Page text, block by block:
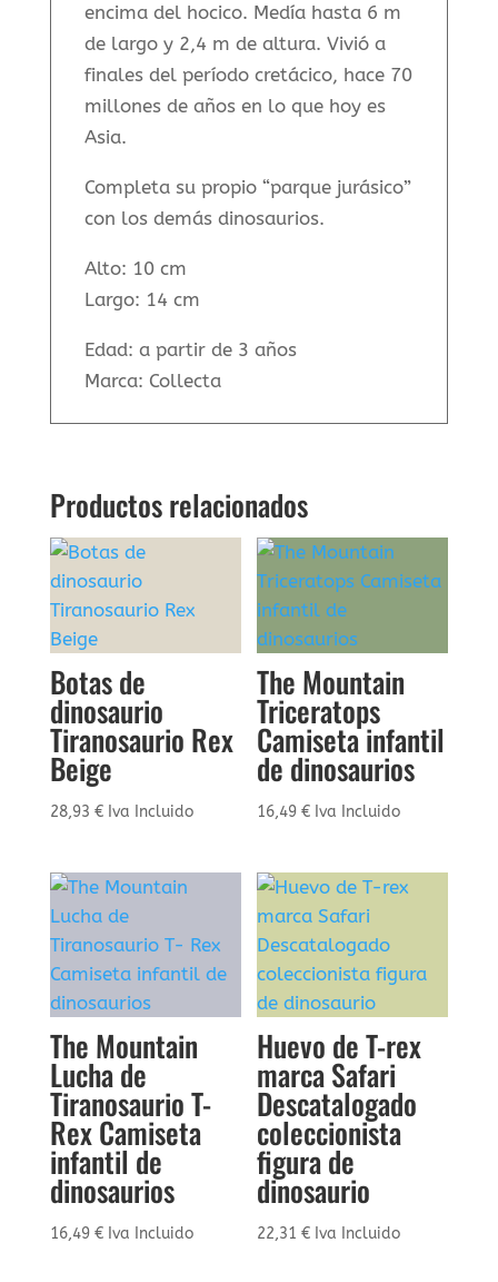
encima del hocico. Medía hasta 6 m
de largo y 2,4 m de altura. Vivió a
finales del período cretácico, hace 70
millones de años en lo que hoy es
Asia.
Completa su propio “parque jurásico”
con los demás dinosaurios.
Alto: 10 cm
Largo: 14 cm
Edad: a partir de 3 años
Marca: Collecta
Productos relacionados
Botas de
dinosaurio
Tiranosaurio Rex
Beige
28,93 € Iva Incluido
The Mountain
Triceratops
Camiseta infantil
de dinosaurios
16,49€ Iva Incluido
The Mountain
Lucha de
Tiranosaurio T-
Rex Camiseta
infantil de
dinosaurios
16,49 € Iva Incluido
Huevo de T-rex
marca Safari
Descatalogado
coleccionista
figura de
dinosaurio
22,31€ Iva Incluido